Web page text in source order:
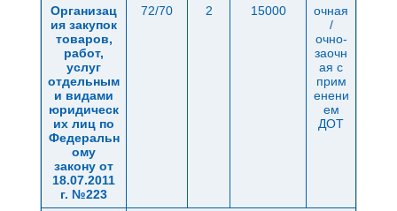
Организац
ия закупок
товаров,
работ,
услуг
отдельным
и видами
юридическ
их лиц по
Федеральн
ому
закону от
18.07.2011
г. №223
72/70 2 15000
очная
/
очно-
заочн
ая с
прим
енени
ем
ДОТ